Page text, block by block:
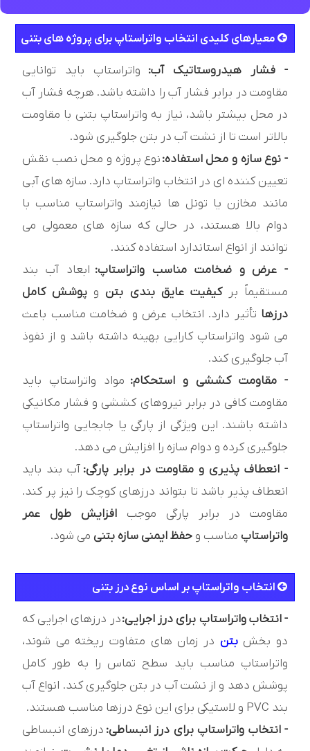
معيارهای کليدی انتخاب واتراستاپ برای پروژه های بتنی
- فشار هیدروستاتیک آب: واتراستاپ باید توانایی
مقاومت در برابر فشار آب را داشته باشد. هرچه فشار آب
در محل بیشتر باشد، نیاز به واتراستاپ بتنی با مقاومت
بالاتر است تا از نشت آب در بتن جلوگیری شود.
- نوع سازه و محل استفاده:نوع پروژه و محل نصب نقش
تعیین کننده ای در انتخاب واتراستاپ دارد. سازه های آبی
مانند مخازن یا تونل ها نیازمند واتراستاپ مناسب با
دوام بالا هستند، در حالی که سازه های معمولی می
توانند از انواع استاندارد استفاده کنند.
- عرض و ضخامت مناسب واتراستاپ: ابعاد آب بند
مستقیماً برکیفیت عایق بندی بتن و پوشش کامل
درزها تأثیر دارد. انتخاب عرض و ضخامت مناسب باعث
می شود واتراستاپ کارایی بهینه داشته باشد و از نفوذ
آب جلوگیری کند.
- مقاومت کششی و استحکام: مواد واتراستاپ باید
مقاومت کافی در برابر نیروهای کششی و فشار مکانیکی
داشته باشند. این ویژگی از پارگی یا جابجایی واتراستاپ
جلوگیری کرده و دوام سازه را افزایش می دهد.
- انعطاف پذیری و مقاومت در برابر پارگی: آب بند باید
انعطاف پذیر باشد تا بتواند درزهای کوچک را نیز پر کند.
مقاومت در برابر پارگی موجب افزایش طول عمر
واتراستاپ مناسب و حفظ ایمنی سازه بتنی می شود.
انتخاب واتراستاپ بر اساس نوع درز بتنی
- انتخاب واتراستاپ برای درز اجرایی:در درزهای اجرایی که
دو بخشبتن در زمان های متفاوت ریخته می شوند،
واتراستاپ مناسب باید سطح تماس را به طور کامل
پوشش دهد و از نشت آب در بتن جلوگیری کند. انواع آب
بند PVC و لاستیکی برای این نوع درزها مناسب هستند.
- انتخاب واتراستاپ برای درز انبساطی: درزهای انبساطی